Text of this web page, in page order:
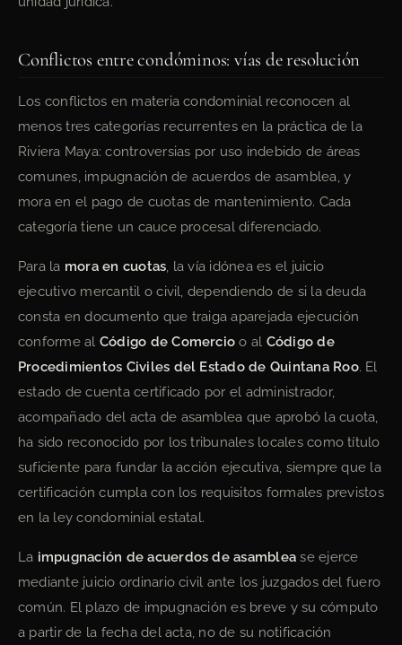
Conflictos entre condóminos: vías de resolución
Los conflictos en materia condominial reconocen al
menos tres categorías recurrentes en la práctica de la
Riviera Maya: controversias por uso indebido de áreas
comunes, impugnación de acuerdos de asamblea, y
mora en el pago de cuotas de mantenimiento. Cada
categoría tiene un cauce procesal diferenciado.
Para la mora en cuotas, la vía idónea es el juicio
ejecutivo mercantil o civil, dependiendo de si la deuda
consta en documento que traiga aparejada ejecución
conforme al Código de Comercio o al Código de
Procedimientos Civiles del Estado de Quintana Roo. El
estado de cuenta certificado por el administrador,
acompañado del acta de asamblea que aprobó la cuota,
ha sido reconocido por los tribunales locales como título
suficiente para fundar la acción ejecutiva, siempre que la
certificación cumpla con los requisitos formales previstos
en la ley condominial estatal.
La impugnación de acuerdos de asamblea se ejerce
mediante juicio ordinario civil ante los juzgados del fuero
común. El plazo de impugnación es breve y su cómputo
a partir de la fecha del acta, no de su notificación